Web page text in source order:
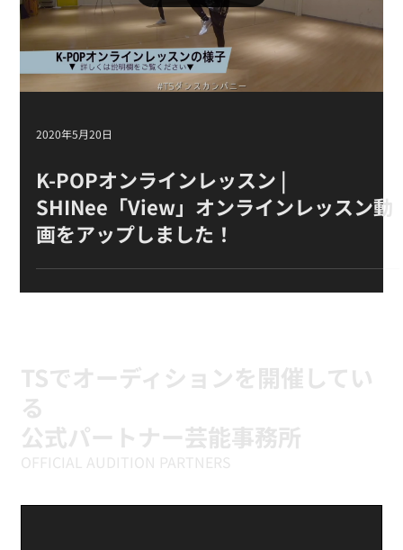
2021年2月21日
【新富町K-POPキッズ②】TWICE「I
CAN’T STOP ME」レッスンの様子
Load video
2020年5月20日
K-POPオンラインレッスン |